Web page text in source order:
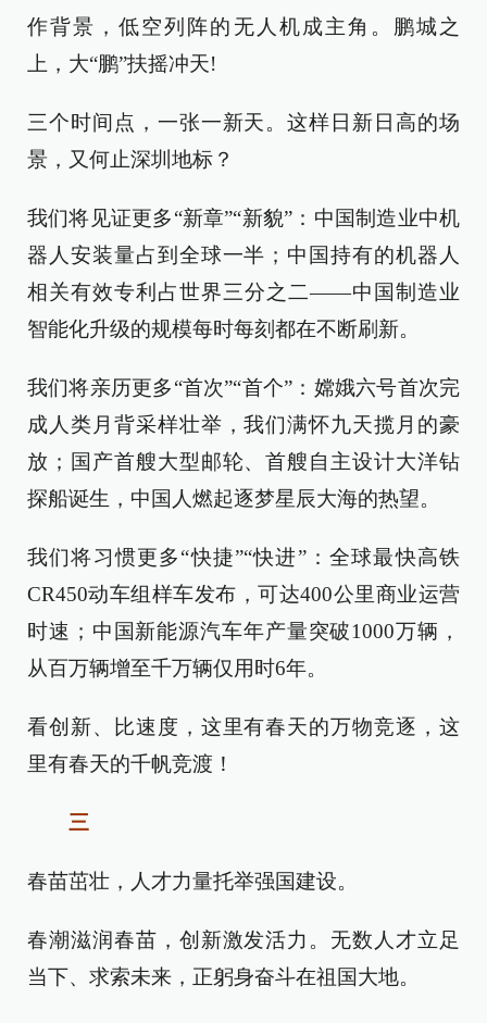
作背景，低空列阵的无人机成主角。鹏城之
上，大“鹏”扶摇冲天!
三个时间点，一张一新天。这样日新日高的场
景，又何止深圳地标？
我们将见证更多“新章”“新貌”：中国制造业中机
器人安装量占到全球一半；中国持有的机器人
相关有效专利占世界三分之二——中国制造业
智能化升级的规模每时每刻都在不断刷新。
我们将亲历更多“首次”“首个”：嫦娥六号首次完
成人类月背采样壮举，我们满怀九天揽月的豪
放；国产首艘大型邮轮、首艘自主设计大洋钻
探船诞生，中国人燃起逐梦星辰大海的热望。
我们将习惯更多“快捷”“快进”：全球最快高铁
CR450动车组样车发布，可达400公里商业运营
时速；中国新能源汽车年产量突破1000万辆，
从百万辆增至千万辆仅用时6年。
看创新、比速度，这里有春天的万物竞逐，这
里有春天的千帆竞渡！
三
春苗茁壮，人才力量托举强国建设。
春潮滋润春苗，创新激发活力。无数人才立足
当下、求索未来，正躬身奋斗在祖国大地。